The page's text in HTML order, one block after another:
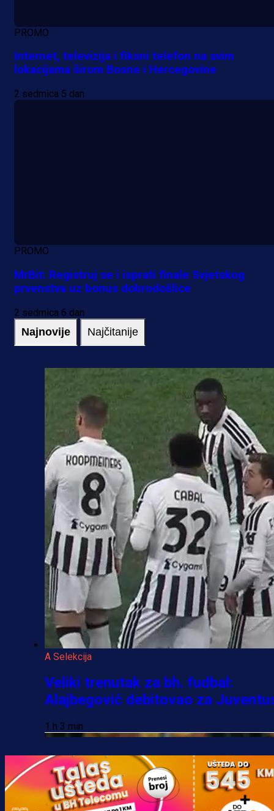
PROMO
Internet, televizija i fiksni telefon na svim
lokacijama širom Bosne i Hercegovine
2 sedmica 5 dan
PROMO
MrBit: Registruj se i isprati finale Svjetskog
prvenstva uz bonus dobrodošlice
2 sedmica 6 dan
Najnovije Najčitanije
A Selekcija
Veliki trenutak za bh. fudbal:
Alajbegović debitovao za
1 h 3 min